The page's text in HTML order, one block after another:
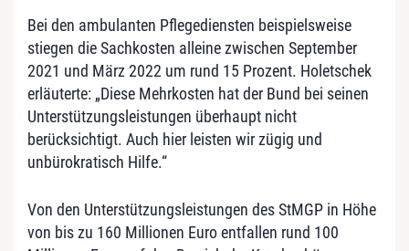
Bei den ambulanten Pflegediensten beispielsweise
stiegen die Sachkosten alleine zwischen September
2021 und März 2022 um rund 15 Prozent. Holetschek
erläuterte: „Diese Mehrkosten hat der Bund bei seinen
Unterstützungsleistungen überhaupt nicht
berücksichtigt. Auch hier leisten wir zügig und
unbürokratisch Hilfe.“
Von den Unterstützungsleistungen des StMGP in Höhe
von bis zu 160 Millionen Euro entfallen rund 100